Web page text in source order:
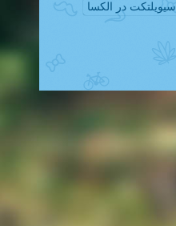
سیویلتکت در الکسا